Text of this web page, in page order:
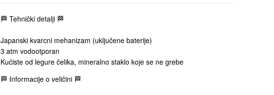
🏁 Tehnički detalji 🏁
Japanski kvarcni mehanizam (uključene baterije)
3 atm vodootporan
Kućiste od legure čelika, mineralno staklo koje se ne grebe
🏁 Informacije o veličini 🏁